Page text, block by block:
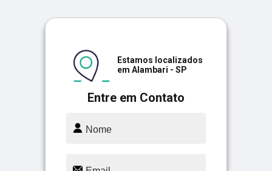
Entre em Contato
Estamos localizados
em Alambari - SP